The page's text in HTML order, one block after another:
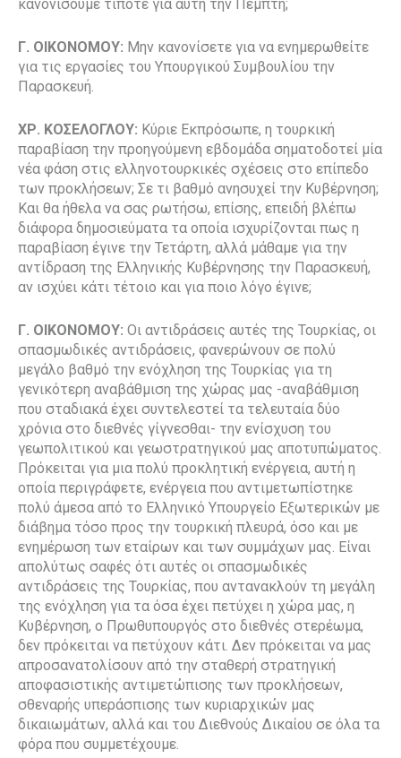
κανονίσουμε τίποτε για αυτή την Πέμπτη;
Γ. ΟΙΚΟΝΟΜΟΥ: Μην κανονίσετε για να ενημερωθείτε
για τις εργασίες του Υπουργικού Συμβουλίου την
Παρασκευή.
ΧΡ. ΚΟΣΕΛΟΓΛΟΥ: Κύριε Εκπρόσωπε, η τουρκική
παραβίαση την προηγούμενη εβδομάδα σηματοδοτεί μία
νέα φάση στις ελληνοτουρκικές σχέσεις στο επίπεδο
των προκλήσεων; Σε τι βαθμό ανησυχεί την Κυβέρνηση;
Και θα ήθελα να σας ρωτήσω, επίσης, επειδή βλέπω
διάφορα δημοσιεύματα τα οποία ισχυρίζονται πως η
παραβίαση έγινε την Τετάρτη, αλλά μάθαμε για την
αντίδραση της Ελληνικής Κυβέρνησης την Παρασκευή,
αν ισχύει κάτι τέτοιο και για ποιο λόγο έγινε;
Γ. ΟΙΚΟΝΟΜΟΥ: Οι αντιδράσεις αυτές της Τουρκίας, οι
σπασμωδικές αντιδράσεις, φανερώνουν σε πολύ
μεγάλο βαθμό την ενόχληση της Τουρκίας για τη
γενικότερη αναβάθμιση της χώρας μας -αναβάθμιση
που σταδιακά έχει συντελεστεί τα τελευταία δύο
χρόνια στο διεθνές γίγνεσθαι- την ενίσχυση του
γεωπολιτικού και γεωστρατηγικού μας αποτυπώματος.
Πρόκειται για μια πολύ προκλητική ενέργεια, αυτή η
οποία περιγράφετε, ενέργεια που αντιμετωπίστηκε
πολύ άμεσα από το Ελληνικό Υπουργείο Εξωτερικών με
διάβημα τόσο προς την τουρκική πλευρά, όσο και με
ενημέρωση των εταίρων και των συμμάχων μας. Είναι
απολύτως σαφές ότι αυτές οι σπασμωδικές
αντιδράσεις της Τουρκίας, που αντανακλούν τη μεγάλη
της ενόχληση για τα όσα έχει πετύχει η χώρα μας, η
Κυβέρνηση, ο Πρωθυπουργός στο διεθνές στερέωμα,
δεν πρόκειται να πετύχουν κάτι. Δεν πρόκειται να μας
απροσανατολίσουν από την σταθερή στρατηγική
αποφασιστικής αντιμετώπισης των προκλήσεων,
σθεναρής υπεράσπισης των κυριαρχικών μας
δικαιωμάτων, αλλά και του Διεθνούς Δικαίου σε όλα τα
φόρα που συμμετέχουμε.